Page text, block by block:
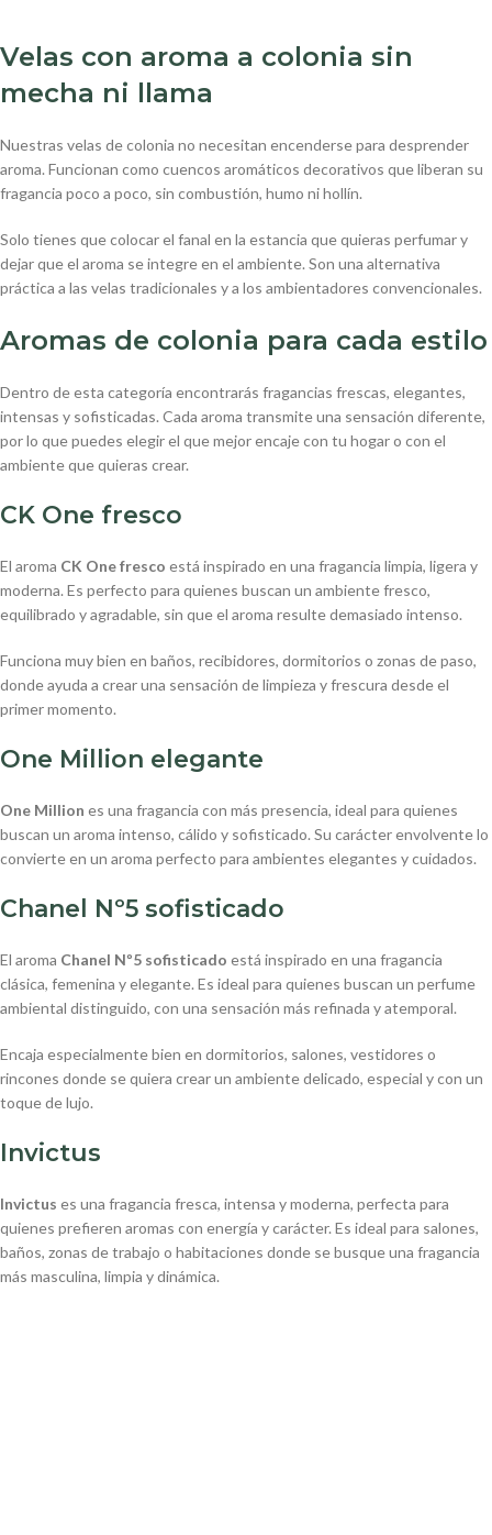
Velas con aroma a colonia sin
mecha ni llama
Nuestras velas de colonia no necesitan encenderse para desprender
aroma. Funcionan como cuencos aromáticos decorativos que liberan su
fragancia poco a poco, sin combustión, humo ni hollín.
Solo tienes que colocar el fanal en la estancia que quieras perfumar y
dejar que el aroma se integre en el ambiente. Son una alternativa
práctica a las velas tradicionales y a los ambientadores convencionales.
Aromas de colonia para cada estilo
Dentro de esta categoría encontrarás fragancias frescas, elegantes,
intensas y sofisticadas. Cada aroma transmite una sensación diferente,
por lo que puedes elegir el que mejor encaje con tu hogar o con el
ambiente que quieras crear.
CK One fresco
El aroma CK One fresco está inspirado en una fragancia limpia, ligera y
moderna. Es perfecto para quienes buscan un ambiente fresco,
equilibrado y agradable, sin que el aroma resulte demasiado intenso.
Funciona muy bien en baños, recibidores, dormitorios o zonas de paso,
donde ayuda a crear una sensación de limpieza y frescura desde el
primer momento.
One Million elegante
One Million es una fragancia con más presencia, ideal para quienes
buscan un aroma intenso, cálido y sofisticado. Su carácter envolvente lo
convierte en un aroma perfecto para ambientes elegantes y cuidados.
Chanel Nº5 sofisticado
El aroma Chanel Nº5 sofisticado está inspirado en una fragancia
clásica, femenina y elegante. Es ideal para quienes buscan un perfume
ambiental distinguido, con una sensación más refinada y atemporal.
Encaja especialmente bien en dormitorios, salones, vestidores o
rincones donde se quiera crear un ambiente delicado, especial y con un
toque de lujo.
Invictus
Invictus es una fragancia fresca, intensa y moderna, perfecta para
quienes prefieren aromas con energía y carácter. Es ideal para salones,
baños, zonas de trabajo o habitaciones donde se busque una fragancia
más masculina, limpia y dinámica.